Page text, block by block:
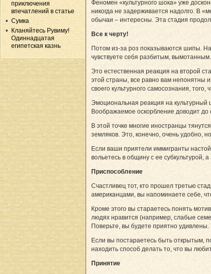
приключения
впечатлений в статье
Сумка
Кланяйтесь Рувиму!
Одиннадцатая
египетская казнь
Феномен «культурного шока» уже
никогда не задерживается надолго. В
обычаи – интересны. Эта стадия
Все к черту!
Потом из-за роз показываются шипы.
чувствуете себя разбитым,
Это естественная реакция на второй
этой страны, все равно вам непонятны
своего культурного самосознания,
Эмоциональная реакция на культурный
Воображаемое оскорбление доводит до
В этой точке многие иностранцы
земляков. Это, конечно, очень удобно,
Если ваши приятели иммигранты
вольетесь в общину с ее субкультурой,
Приспособление
Счастливец тот, кто прошел третью
американцами, вы напоминаете себе,
Кроме этого вы стараетесь понять
людях нравится (например, слабые
Поверьте, вы будете приятно удивлены.
Если вы постараетесь быть открытым,
находить способ делать то, что вы
Принятие